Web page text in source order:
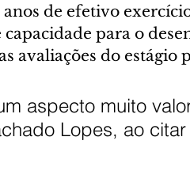
de efetivo
para o
avaliações do estágio
aspecto muito
Lopes, ao